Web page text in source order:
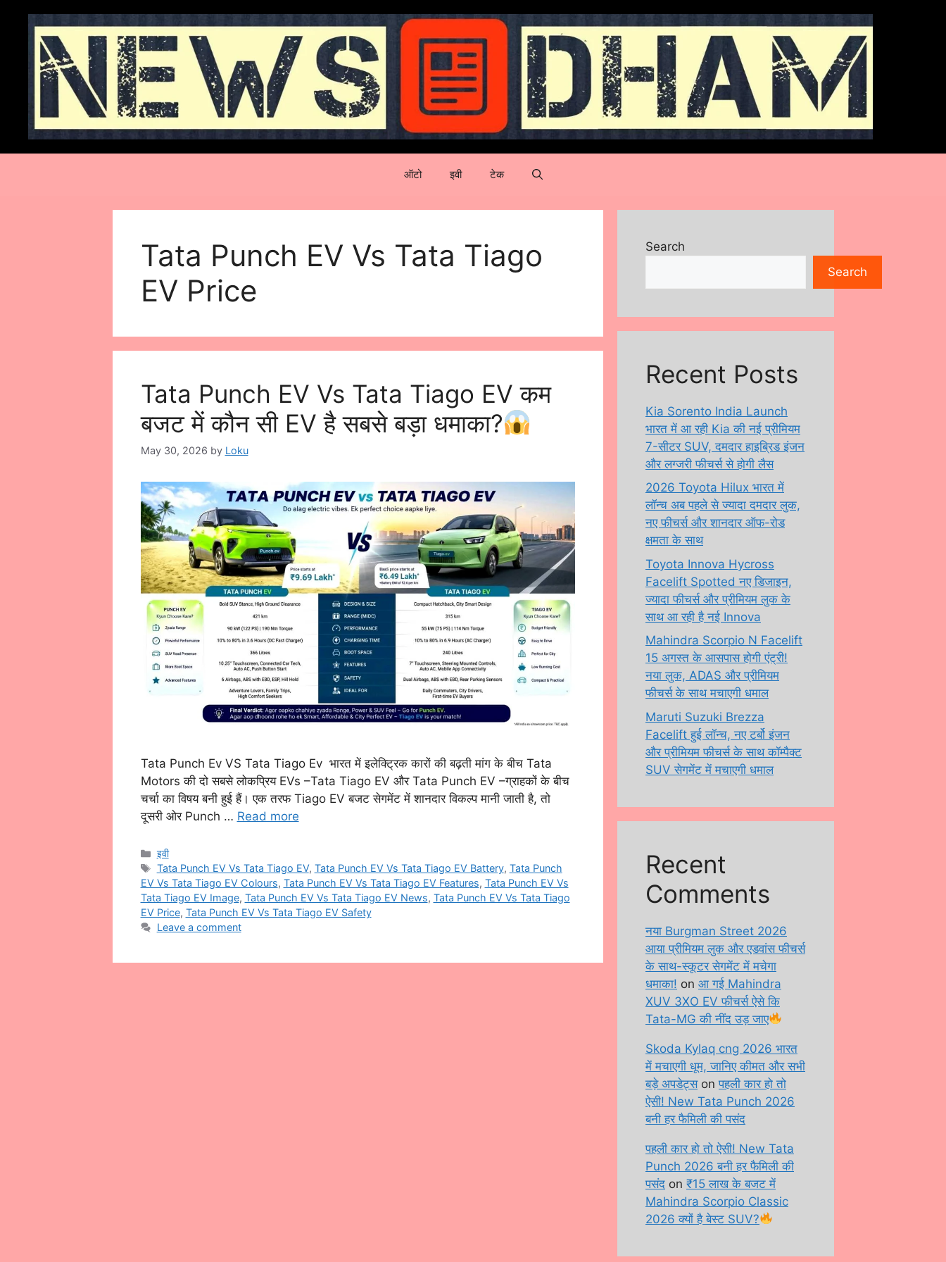
content
ऑटो इवी टेक
Tata Punch EV Vs Tata Tiago
EV Price
Tata Punch EV Vs Tata Tiago EV कम
बजट में कौन सी EV है सबसे बड़ा धमाका?
May 30, 2026 by Loku
Tata Punch Ev VS Tata Tiago Ev भारत में इलेक्ट्रिक कारों की बढ़ती मांग के बीच Tata
Motors की दो सबसे लोकप्रिय EVs –Tata Tiago EV और Tata Punch EV –ग्राहकों के बीच
चर्चा का विषय बनी हुई हैं। एक तरफ Tiago EV बजट सेगमेंट में शानदार विकल्प मानी जाती है, तो
दूसरी ओर Punch … Read more
Categories
इवी
Tags
Tata Punch EV Vs Tata Tiago EV, Tata Punch EV Vs Tata Tiago EV Battery, Tata Punch
EV Vs Tata Tiago EV Colours, Tata Punch EV Vs Tata Tiago EV Features, Tata Punch EV Vs
Tata Tiago EV Image, Tata Punch EV Vs Tata Tiago EV News, Tata Punch EV Vs Tata Tiago
EV Price, Tata Punch EV Vs Tata Tiago EV Safety
Leave a comment
Search
Search
Recent Posts
Kia Sorento India Launch
भारत में आ रही Kia की नई प्रीमियम
7-सीटर SUV, दमदार हाइब्रिड इंजन
और लग्जरी फीचर्स से होगी लैस
2026 Toyota Hilux भारत में
लॉन्च अब पहले से ज्यादा दमदार लुक,
नए फीचर्स और शानदार ऑफ-रोड
क्षमता के साथ
Toyota Innova Hycross
Facelift Spotted नए डिजाइन,
ज्यादा फीचर्स और प्रीमियम लुक के
साथ आ रही है नई Innova
Mahindra Scorpio N Facelift
15 अगस्त के आसपास होगी एंट्री!
नया लुक, ADAS और प्रीमियम
फीचर्स के साथ मचाएगी धमाल
Maruti Suzuki Brezza
Facelift हुई लॉन्च, नए टर्बो इंजन
और प्रीमियम फीचर्स के साथ कॉम्पैक्ट
SUV सेगमेंट में मचाएगी धमाल
Recent
Comments
नया Burgman Street 2026
आया प्रीमियम लुक और एडवांस फीचर्स
के साथ-स्कूटर सेगमेंट में मचेगा
धमाका! on आ गई Mahindra
XUV 3XO EV फीचर्स ऐसे कि
Tata-MG की नींद उड़ जाए
Skoda Kylaq cng 2026 भारत
में मचाएगी धूम, जानिए कीमत और सभी
बड़े अपडेट्सonपहली कार हो तो
ऐसी! New Tata Punch 2026
बनी हर फैमिली की पसंद
पहली कार हो तो ऐसी! New Tata
Punch 2026 बनी हर फैमिली की
पसंद on ₹15 लाख के बजट में
Mahindra Scorpio Classic
2026 क्यों है बेस्ट SUV?